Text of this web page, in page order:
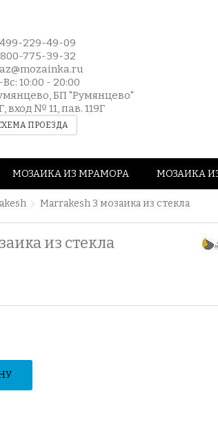
229-49-09
775-39-32
10:00 - 20:00
БП "Румянцево"
вход № 11, пав. 119Г
ПРОЕЗДА
МОЗАИКА ИЗ МРАМОРА МОЗАИКА
Marrakesh 3 мозаика из стекла
из стекла